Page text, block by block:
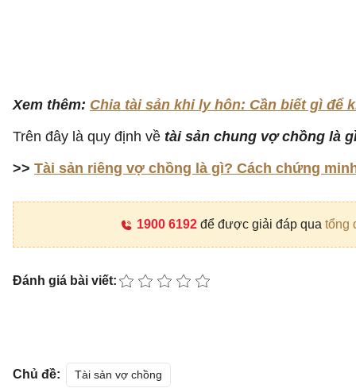
Xem thêm: Chia tài sản khi ly hôn: Cần biết gì để
Trên đây là quy định về tài sản chung vợ chồng là
>> Tài sản riêng vợ chồng là gì? Cách chứng
1900 6192để được giải đáp qua tổng
Đánh giá bài viết:
Chủ đề: Tài sản vợ chồng